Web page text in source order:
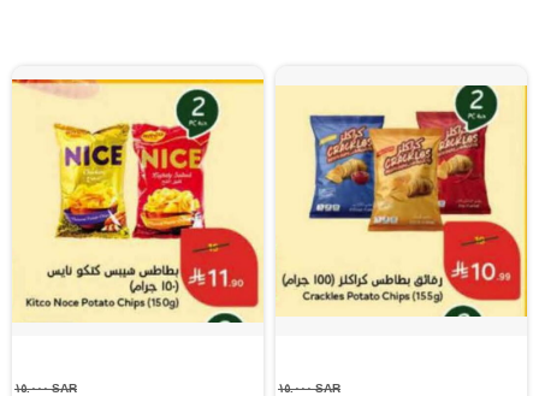
SAR ١٥.٠٠٠ SAR ١٥.٠٠٠